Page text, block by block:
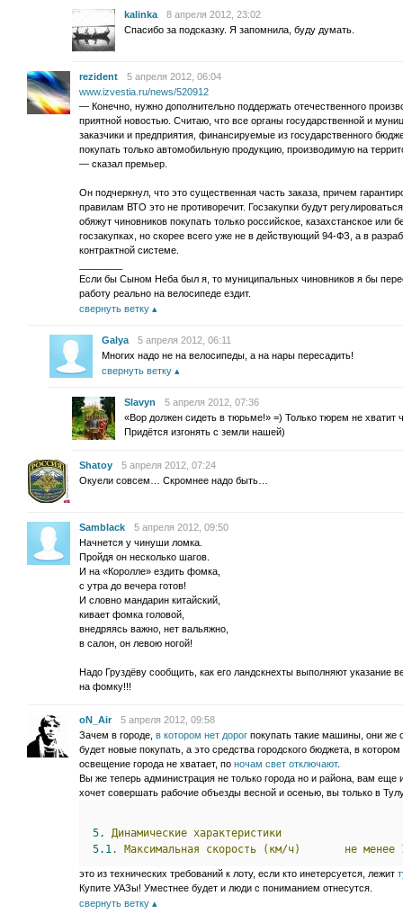
kalinka
8 апреля 2012, 23:02
Спасибо за подсказку. Я запомнила, буду думать.
rezident
5 апреля 2012, 06:04
www.izvestia.ru/news/520912
— Конечно, нужно дополнительно поддержать отечественного
приятной новостью. Считаю, что все органы государственной и
заказчики и предприятия, финансируемые из государственного
покупать только автомобильную продукцию, производимую на
— сказал премьер.
Он подчеркнул, что это существенная часть заказа, причем
правилам ВТО это не противоречит. Госзакупки будут
обяжут чиновников покупать только российское, казахстанское или
госзакупках, но скорее всего уже не в действующий 94-ФЗ, а в
контрактной системе.
Если бы Сыном Неба был я, то муниципальных чиновников я бы
работу реально на велосипеде ездит.
свернуть ветку
Galya
5 апреля 2012, 06:11
Многих надо не на велосипеды, а на нары пересадить!
свернуть ветку
Slavyn
5 апреля 2012, 07:36
«Вор должен сидеть в тюрьме!» =) Только тюрем не хватит
Придётся изгонять с земли нашей)
Shatoy
5 апреля 2012, 07:24
Окуели совсем… Скромнее надо быть…
Samblack
5 апреля 2012, 09:50
Начнется у чинуши ломка.
Пройдя он несколько шагов.
И на «Королле» ездить фомка,
с утра до вечера готов!
И словно мандарин китайский,
кивает фомка головой,
внедряясь важно, нет вальяжно,
в салон, он левою ногой!
Надо Груздёву сообщить, как его ландскнехты выполняют указание
на фомку!!!
oN_Air
5 апреля 2012, 09:58
Зачем в городе, в котором нет дорог покупать такие машины, они же
будет новые покупать, а это средства городского бюджета, в
освещение города не хватает, по ночам свет отключают.
Вы же теперь администрация не только города но и района, вам еще
хочет совершать рабочие объезды весной и осенью, вы только в
5. Динамические характеристики
5.1. Максимальная скорость (км/ч) не менее
это из технических требований к лоту, если кто инетерсуется, лежит
Купите УАЗы! Уместнее будет и люди с пониманием отнесутся.
свернуть ветку